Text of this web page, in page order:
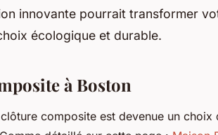
innovante pourrait transformer
écologique et durable.
à Boston
composite est devenue un